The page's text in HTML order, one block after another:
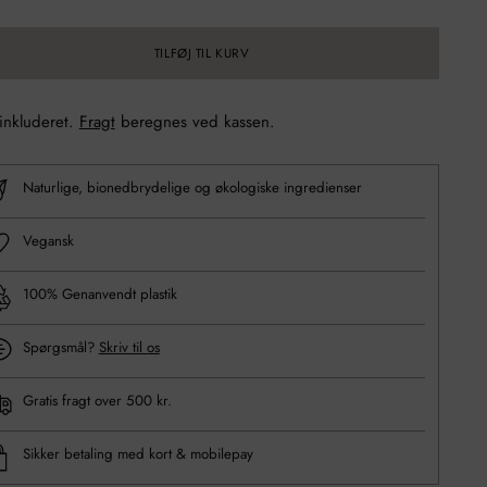
TILFØJ TIL KURV
Fragtberegnes ved kassen.
Naturlige, bionedbrydelige og økologiske ingredienser
Vegansk
100% Genanvendt plastik
Spørgsmål? Skriv til os
Gratis fragt over 500 kr.
Sikker betaling med kort & mobilepay